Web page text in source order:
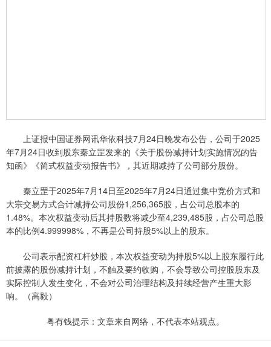
上证报中国证券网讯华依科技7月24日晚发布公告，公司于2025
年7月24日收到股东秦立罡发来的《关于股份减持计划实施情况的告
知函》《简式权益变动报告书》，其近期减持了公司部分股份。
秦立罡于2025年7月14日至2025年7月24日通过集中竞价方式和
大宗交易方式合计减持公司股份1,256,365股，占公司总股本的
1.48%。本次权益变动后其持股数将减少至4,239,485股，占公司总股
本的比例4.999998%，不再是公司持股5%以上的股东。
公司表示配资杠杆炒股，本次权益变动为持股5%以上股东履行此
前披露的股份减持计划，不触及要约收购，不会导致公司控股股东及
实际控制人发生变化，不会对公司治理结构及持续经营产生重大影
响。（高毅）
粤有钱提示：文章来自网络，不代表本站观点。